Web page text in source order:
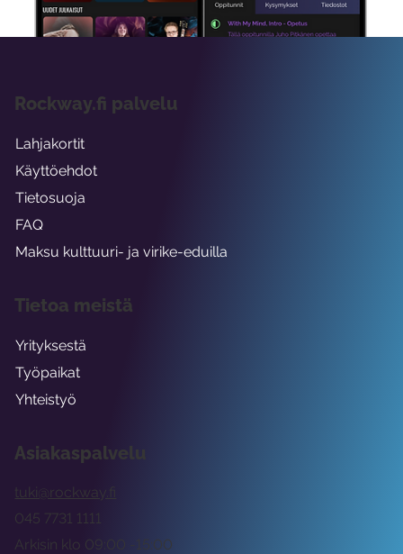
Asiakaspalvelu
tuki@rockway.fi
Arkisin klo 09:00 -15:00
045 7731 1111
Rockway.fi palvelu
Lahjakortit
Käyttöehdot
Tietosuoja
FAQ
Maksu kulttuuri- ja virike-eduilla
Tietoa meistä
Yrityksestä
Työpaikat
Yhteistyö